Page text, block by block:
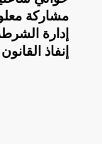
مشاركة
إدارة
إنفاذ